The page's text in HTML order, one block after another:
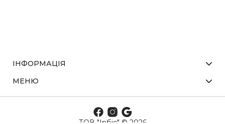
ІНФОРМАЦІЯ
МЕНЮ